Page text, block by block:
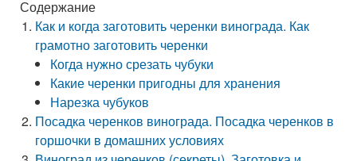
Содержание
Как и когда заготовить черенки винограда. Как
грамотно заготовить черенки
Когда нужно срезать чубуки
Какие черенки пригодны для хранения
Нарезка чубуков
Посадка черенков винограда. Посадка черенков в
горшочки в домашних условиях